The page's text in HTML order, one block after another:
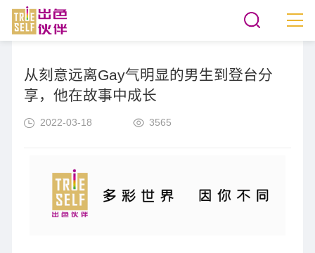
从刻意远离Gay气明显的男生到登台分
享，他在故事中成长
2022-03-18 3565